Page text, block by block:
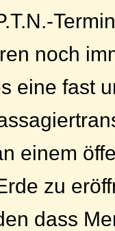
noch
eine fast
einem
zu
dass